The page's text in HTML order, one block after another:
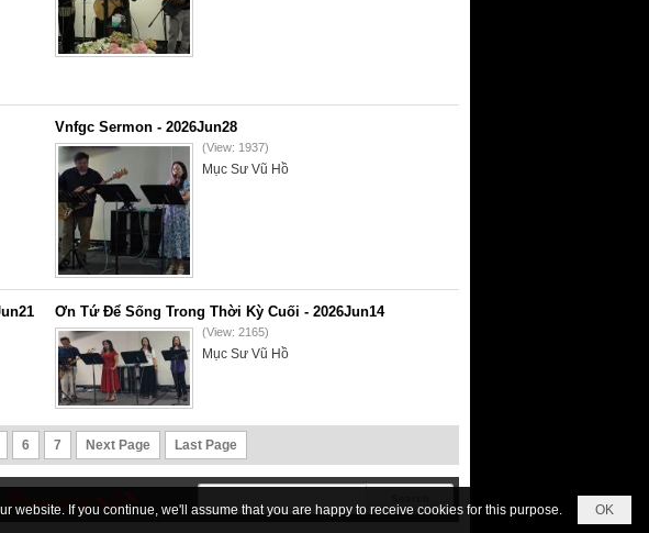
Vnfgc Sermon - 2026Jun28
(View: 1937)
Mục Sư Vũ Hồ
Ơn Tứ Để Sống Trong Thời Kỳ Cuối - 2026Jun14
(View: 2165)
Mục Sư Vũ Hồ
6 7 Next Page Last Page
OK
If you continue, we'll assume that you are happy to receive cookies for this purpose.